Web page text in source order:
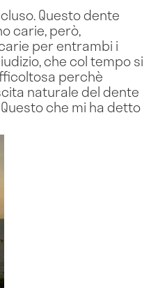
Questo dente
carie, però,
per entrambi i
che col tempo si
perchè
naturale del dente
che mi ha detto